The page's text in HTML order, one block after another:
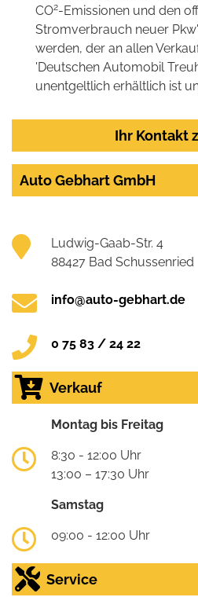
CO2-Emissionen und den
Stromverbrauch neuer
werden, der an allen
'Deutschen Automobil
unentgeltlich erhältlich ist
Ihr Kontakt
Auto Gebhart GmbH
Ludwig-Gaab-Str. 4
88427 Bad Schussenried
info@auto-gebhart.de
0 75 83 / 24 22
Verkauf
Montag bis Freitag
8:30 - 12:00 Uhr
13:00 – 17:30 Uhr
Samstag
09:00 - 12:00 Uhr
Service